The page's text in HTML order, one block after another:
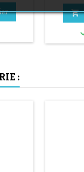
du
et
cela
à

: